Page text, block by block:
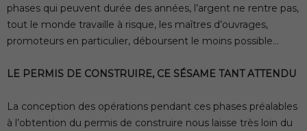
phases qui peuvent durée des années, l’argent ne rentre pas,
tout le monde travaille à risque, les maîtres d’ouvrages,
promoteurs en particulier, déboursent le moins possible…
LE PERMIS DE CONSTRUIRE, CE SÉSAME TANT ATTENDU
La conception des opérations pendant ces phases préalables
à l’obtention du permis de construire nous laisse très loin du